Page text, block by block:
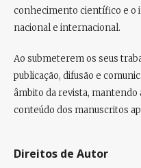
conhecimento científico e o
nacional e internacional.
Ao submeterem os seus
publicação, difusão e
âmbito da revista, mantendo
conteúdo dos manuscritos
Direitos de Autor